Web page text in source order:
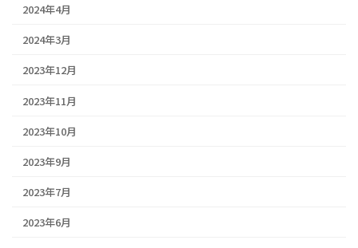
2024年4月
2024年3月
2023年12月
2023年11月
2023年10月
2023年9月
2023年7月
2023年6月